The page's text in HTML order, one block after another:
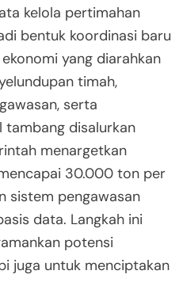
kelola pertimahan
bentuk koordinasi baru
yang diarahkan
timah,
serta
tambang disalurkan
menargetkan
30.000 ton per
sistem pengawasan
data. Langkah ini
potensi
juga untuk menciptakan